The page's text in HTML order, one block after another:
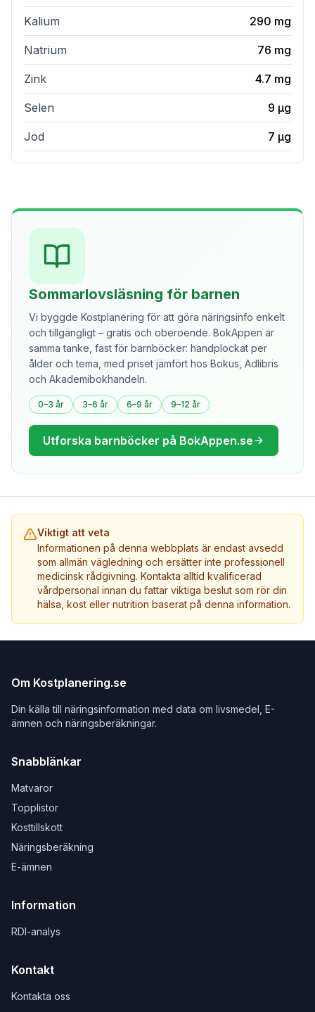
Kalium 290 mg
Natrium 76 mg
Zink 4.7 mg
Selen 9 µg
Jod 7 µg
Sommarlovsläsning för barnen
Vi byggde Kostplanering för att göra näringsinfo enkelt
och tillgängligt – gratis och oberoende. BokAppen är
samma tanke, fast för barnböcker: handplockat per
ålder och tema, med priset jämfört hos Bokus, Adlibris
och Akademibokhandeln.
0–3 år 3–6 år 6–9 år 9–12 år
Utforska barnböcker på BokAppen.se
Viktigt att veta
Informationen på denna webbplats är endast avsedd
som allmän vägledning och ersätter inte professionell
medicinsk rådgivning. Kontakta alltid kvalificerad
vårdpersonal innan du fattar viktiga beslut som rör din
hälsa, kost eller nutrition baserat på denna information.
Om Kostplanering.se
Din källa till näringsinformation med data om livsmedel, E-
ämnen och näringsberäkningar.
Snabblänkar
Matvaror
Topplistor
Kosttillskott
Näringsberäkning
E-ämnen
Information
RDI-analys
Kontakt
Kontakta oss